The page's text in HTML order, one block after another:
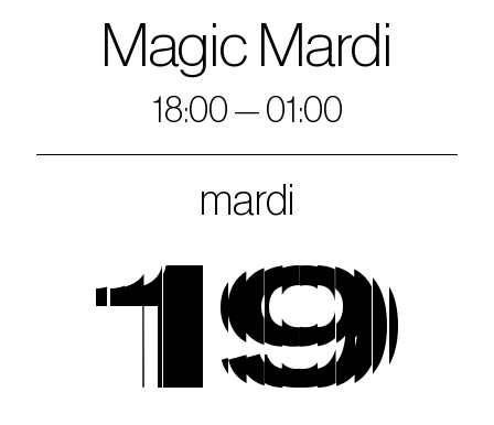
partenariats
privatisations
Magic Mardi
18:00 — 01:00
mardi
19